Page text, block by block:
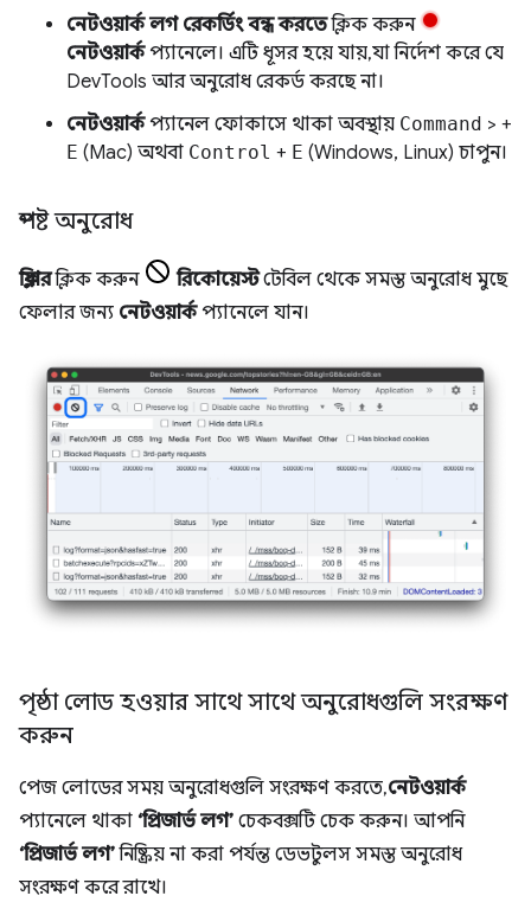
নেটওয়ার্ক লগ রেকর্ডিং বন্ধ করতেক্লিক করুন
নেটওয়ার্কপ্যানেলে। এটি ধূসর হয়ে যায়, যা নির্দেশ করে যে
DevTools আর অনুরোধ রেকর্ড করছে না।
নেটওয়ার্কপ্যানেল ফোকাসে থাকা অবস্থায় Command > +
E (Mac) অথবা Control + E (Windows, Linux) চাপুন।
স্পষ্ট অনুরোধ
ক্লিয়ারক্লিক করুন রিকোয়েস্টটেবিল থেকে সমস্ত অনুরোধ মুছে
ফেলার জন্য নেটওয়ার্কপ্যানেলে যান।
পৃষ্ঠা লোড হওয়ার সাথে সাথে অনুরোধগুলি সংরক্ষণ
করুন
পেজ লোডের সময় অনুরোধগুলি সংরক্ষণ করতে,নেটওয়ার্ক
প্যানেলে থাকা ‘প্রিজার্ভ লগ’ চেকবক্সটি চেক করুন। আপনি
‘প্রিজার্ভ লগ’নিষ্ক্রিয় না করা পর্যন্ত ডেভটুলস সমস্ত অনুরোধ
সংরক্ষণ করে রাখে।